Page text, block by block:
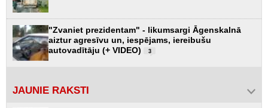
"Zvaniet prezidentam" - likumsargi Āgenskalnā
aiztur agresīvu un, iespējams, iereibušu
autovadītāju (+ VIDEO)
3
JAUNIE RAKSTI